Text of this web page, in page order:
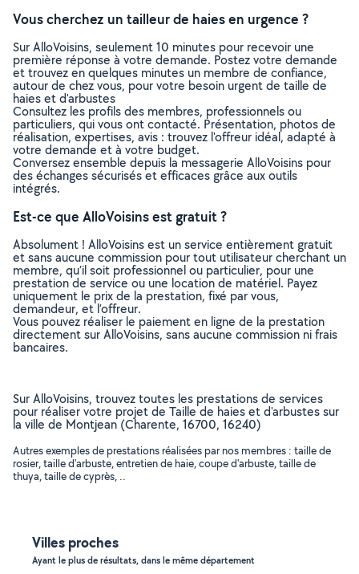
Vous cherchez un tailleur de haies en urgence ?
Sur AlloVoisins, seulement 10 minutes pour recevoir une
première réponse à votre demande. Postez votre demande
et trouvez en quelques minutes un membre de confiance,
autour de chez vous, pour votre besoin urgent de taille de
haies et d'arbustes
Consultez les profils des membres, professionnels ou
particuliers, qui vous ont contacté. Présentation, photos de
réalisation, expertises, avis : trouvez l'offreur idéal, adapté à
votre demande et à votre budget.
Conversez ensemble depuis la messagerie AlloVoisins pour
des échanges sécurisés et efficaces grâce aux outils
intégrés.
Est-ce que AlloVoisins est gratuit ?
Absolument ! AlloVoisins est un service entièrement gratuit
et sans aucune commission pour tout utilisateur cherchant un
membre, qu’il soit professionnel ou particulier, pour une
prestation de service ou une location de matériel. Payez
uniquement le prix de la prestation, fixé par vous,
demandeur, et l’offreur.
Vous pouvez réaliser le paiement en ligne de la prestation
directement sur AlloVoisins, sans aucune commission ni frais
bancaires.
Sur AlloVoisins, trouvez toutes les prestations de services
pour réaliser votre projet de Taille de haies et d'arbustes sur
la ville de Montjean (Charente, 16700, 16240)
Autres exemples de prestations réalisées par nos membres : taille de
rosier, taille d'arbuste, entretien de haie, coupe d'arbuste, taille de
thuya, taille de cyprès, ..
Villes proches
Ayant le plus de résultats, dans le même département